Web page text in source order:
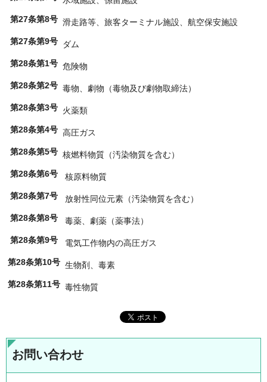
第27条第8号 滑走路等、旅客ターミナル施設、航空保安施設
第27条第9号
ダム
第28条第1号 危険物
第28条第2号 毒物、劇物（毒物及び劇物取締法）
第28条第3号 火薬類
第28条第4号 高圧ガス
第28条第5号 核燃料物質（汚染物質を含む）
第28条第6号
核原料物質
第28条第7号
放射性同位元素（汚染物質を含む）
第28条第8号
毒薬、劇薬（薬事法）
第28条第9号
電気工作物内の高圧ガス
第28条第10号 生物剤、毒素
第28条第11号 毒性物質
お問い合わせ